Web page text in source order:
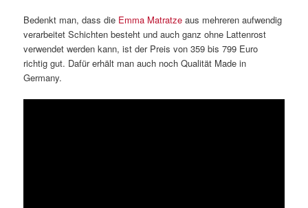
Bedenkt man, dass die Emma Matratze aus mehreren aufwendig
verarbeitet Schichten besteht und auch ganz ohne Lattenrost
verwendet werden kann, ist der Preis von 359 bis 799 Euro
richtig gut. Dafür erhält man auch noch Qualität Made in
Germany.